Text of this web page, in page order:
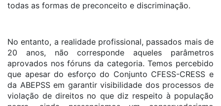
todas as formas de preconceito e discriminação.
No entanto, a realidade profissional, passados mais de
20 anos, não corresponde aqueles parâmetros
aprovados nos fóruns da categoria. Temos percebido
que apesar do esforço do Conjunto CFESS-CRESS e
da ABEPSS em garantir visibilidade dos processos de
violação de direitos no que diz respeito à população